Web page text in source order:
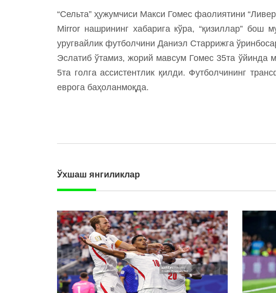
“Сельта” ҳужумчиси Макси Гомес фаолиятини
Mirror нашрининг хабарига кўра, “қизиллар”
уругвайлик футболчини Даниэл Старрижга
Эслатиб ўтамиз, жорий мавсум Гомес 35та ўйинда
5та голга ассистентлик қилди. Футболчининг
еврога баҳоланмоқда.
Ўхшаш янгиликлар